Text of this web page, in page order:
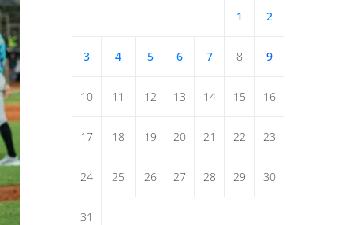
1 2
3 4 5 6 7 8 9
10 11 12 13 14 15 16
17 18 19 20 21 22 23
24 25 26 27 28 29 30
31